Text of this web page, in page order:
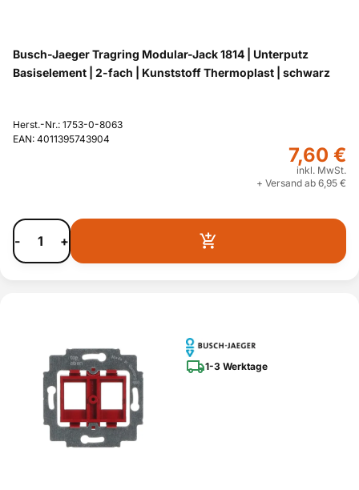
Busch-Jaeger Tragring Modular-Jack 1814 | Unterputz
Basiselement | 2-fach | Kunststoff Thermoplast | schwarz
Herst.-Nr.: 1753-0-8063
EAN: 4011395743904
7,60 €
inkl. MwSt.
+ Versand ab 6,95 €
- +
1-3 Werktage